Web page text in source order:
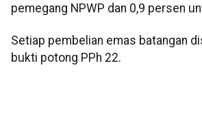
pemegang NPWP dan 0,9 persen
Setiap pembelian emas batangan
bukti potong PPh 22.